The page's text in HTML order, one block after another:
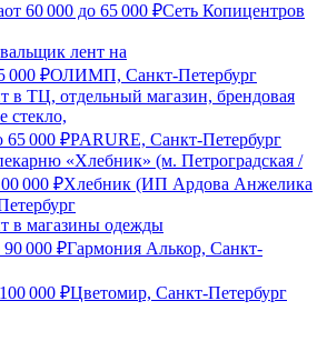
от 60 000 до 65 000 ₽Сеть Копицентров
лент на
000 ₽ОЛИМП, Санкт-Петербург
в ТЦ, отдельный магазин, брендовая
стекло,
65 000 ₽PARURE, Санкт-Петербург
«Хлебник» (м. Петроградская /
000 ₽Хлебник (ИП Ардова Анжелика
в магазины одежды
90 000 ₽Гармония Алькор, Санкт-
100 000 ₽Цветомир, Санкт-Петербург